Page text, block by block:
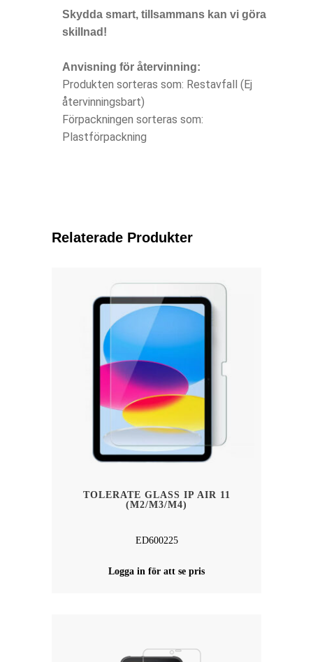
Skydda smart, tillsammans kan vi göra
skillnad!
Anvisning för återvinning:
Produkten sorteras som: Restavfall (Ej
återvinningsbart)
Förpackningen sorteras som:
Plastförpackning
Relaterade Produkter
TOLERATE GLASS IP AIR 11
(M2/M3/M4)
ED600225
Logga in för att se pris